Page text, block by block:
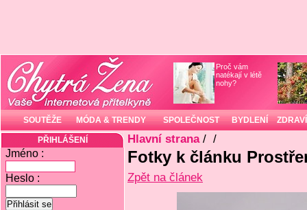
Proč vám
natékají v létě
nohy?
SOUTĚŽE MÓDA & TRENDY SPOLEČNOST BYDLENÍ ZDRAVÍ
PŘIHLÁŠENÍ
Jméno :
Heslo :
Hlavní strana/ /
Fotky k článku
Zpět na článek